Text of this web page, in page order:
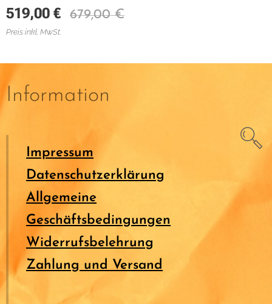
519,00 € 679,00€
Preis inkl. MwSt.
Information
Impressum
Datenschutzerklärung
Allgemeine
Geschäftsbedingungen
Widerrufsbelehrung
Zahlung und Versand